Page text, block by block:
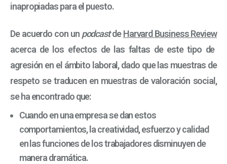
inapropiadas para el puesto.
De acuerdo con un podcastdeHarvard Business Review
acerca de los efectos de las faltas de este tipo de
agresión en el ámbito laboral, dado que las muestras de
respeto se traducen en muestras de valoración social,
se ha encontrado que:
Cuando en una empresa se dan estos
comportamientos, la creatividad, esfuerzo y calidad
en las funciones de los trabajadores disminuyen de
manera dramática.